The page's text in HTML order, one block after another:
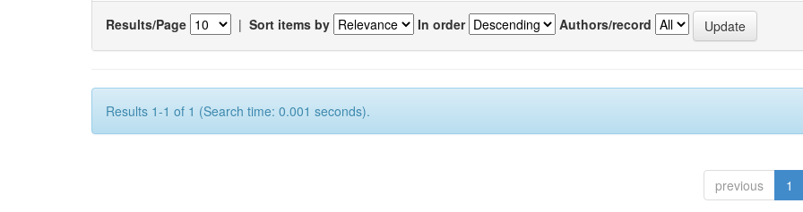
Results/Page | Sort items by In order Authors/record
Results 1-1 of 1 (Search time: 0.001 seconds).
previous 1